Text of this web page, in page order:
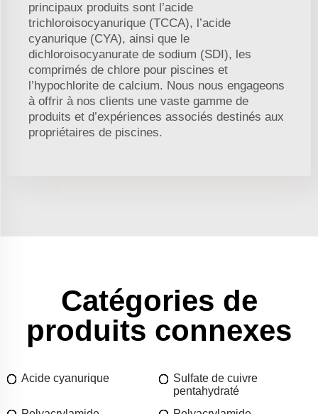
principaux produits sont l’acide
trichloroisocyanurique (TCCA), l’acide
cyanurique (CYA), ainsi que le
dichloroisocyanurate de sodium (SDI), les
comprimés de chlore pour piscines et
l’hypochlorite de calcium. Nous nous engageons
à offrir à nos clients une vaste gamme de
produits et d’expériences associés destinés aux
propriétaires de piscines.
Catégories de
produits connexes
Acide cyanurique
Sulfate de cuivre
pentahydraté